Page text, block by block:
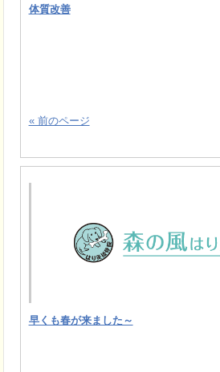
体質改善
« 前のページ
早くも春が来ました～